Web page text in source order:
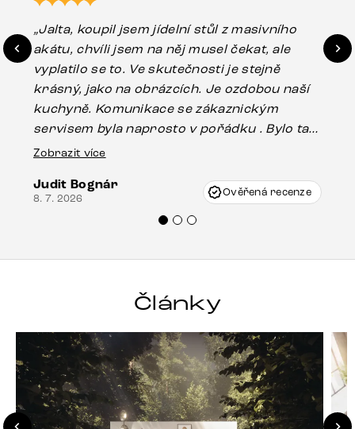
„Jalta, koupil jsem jídelní stůl z masivního
akátu, chvíli jsem na něj musel čekat, ale
vyplatilo se to. Ve skutečnosti je stejně
krásný, jako na obrázcích. Je ozdobou naší
kuchyně. Komunikace se zákaznickým
servisem byla naprosto v pořádku . Bylo tam
drobné poškození u nohy stolu, které mohlo
Vincze mi velmi korektně vyšli vstříc.
Doporučuji produkty Delife všem.“
Zobrazit více
Judit Bognár
8. 7. 2026 Ověřená recenze
Články